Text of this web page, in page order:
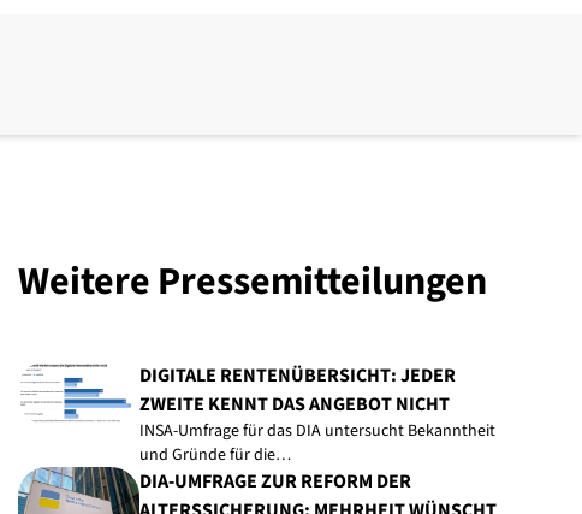
Weitere Pressemitteilungen
DIGITALE RENTENÜBERSICHT: JEDER
ZWEITE KENNT DAS ANGEBOT NICHT
INSA-Umfrage für das DIA untersucht Bekanntheit
und Gründe für die…
DIA-UMFRAGE ZUR REFORM DER